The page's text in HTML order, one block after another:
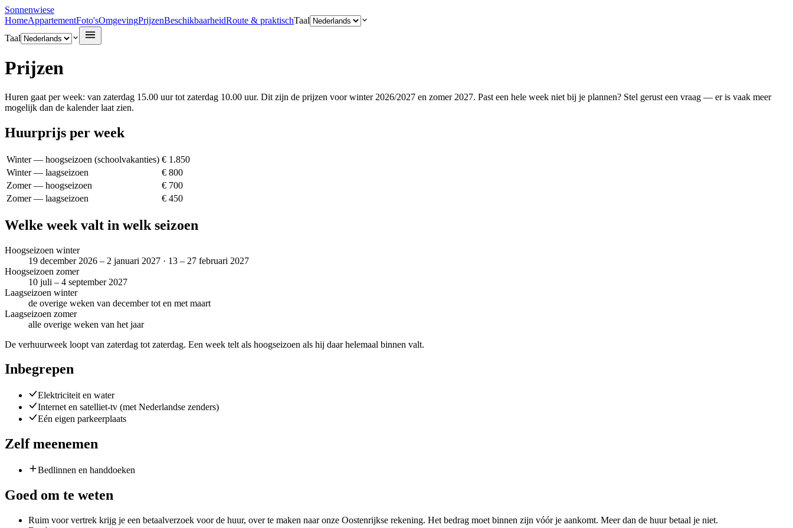
Sonnenwiese
HomeAppartementFoto'sOmgevingPrijzenBeschikbaarheidRoute & praktischTaal
Taal
Prijzen
Huren gaat per week: van zaterdag 15.00 uur tot zaterdag 10.00 uur. Dit zijn de prijzen voor winter 2026/2027 en zomer 2027. Past een hele week niet bij je plannen? Stel gerust een vraag — er is vaak meer
mogelijk dan de kalender laat zien.
Huurprijs per week
Winter — hoogseizoen (schoolvakanties) € 1.850
Winter — laagseizoen
€ 800
Zomer — hoogseizoen
€ 700
Zomer — laagseizoen
€ 450
Welke week valt in welk seizoen
Hoogseizoen winter
19 december 2026 – 2 januari 2027 · 13 – 27 februari 2027
Hoogseizoen zomer
10 juli – 4 september 2027
Laagseizoen winter
de overige weken van december tot en met maart
Laagseizoen zomer
alle overige weken van het jaar
De verhuurweek loopt van zaterdag tot zaterdag. Een week telt als hoogseizoen als hij daar helemaal binnen valt.
Inbegrepen
Elektriciteit en water
Internet en satelliet-tv (met Nederlandse zenders)
Eén eigen parkeerplaats
Zelf meenemen
Bedlinnen en handdoeken
Goed om te weten
Ruim voor vertrek krijg je een betaalverzoek voor de huur, over te maken naar onze Oostenrijkse rekening. Het bedrag moet binnen zijn vóór je aankomt. Meer dan de huur betaal je niet.